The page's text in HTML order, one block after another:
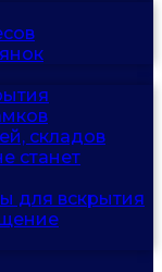
складов
станет
для вскрытия